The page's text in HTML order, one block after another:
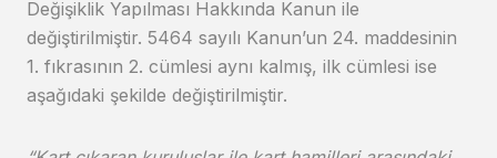
Değişiklik Yapılması Hakkında Kanun ile
değiştirilmiştir. 5464 sayılı Kanun’un 24. maddesinin
1. fıkrasının 2. cümlesi aynı kalmış, ilk cümlesi ise
aşağıdaki şekilde değiştirilmiştir.